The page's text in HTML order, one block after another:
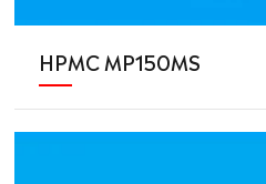
HPMC MP150MS